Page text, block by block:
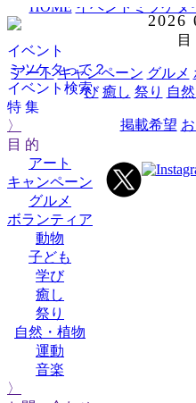
イベント
ミツケタって？
イベント検索
特 集
〉
目 的
アート
キャンペーン
グルメ
ボランティア
動物
子ども
学び
癒し
祭り
自然・植物
運動
音楽
〉
HOME イベントミツケタ
目
アート キャンペーン グルメ
び 癒し 祭り 自
掲載希望
2026